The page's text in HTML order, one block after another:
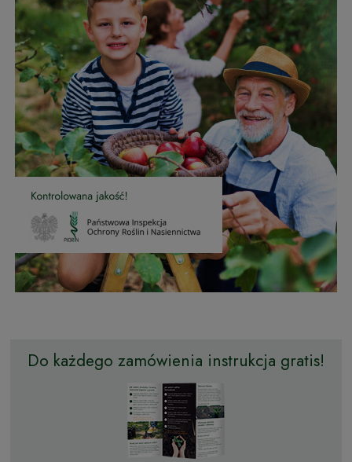
Do każdego zamówienia instrukcja gratis!